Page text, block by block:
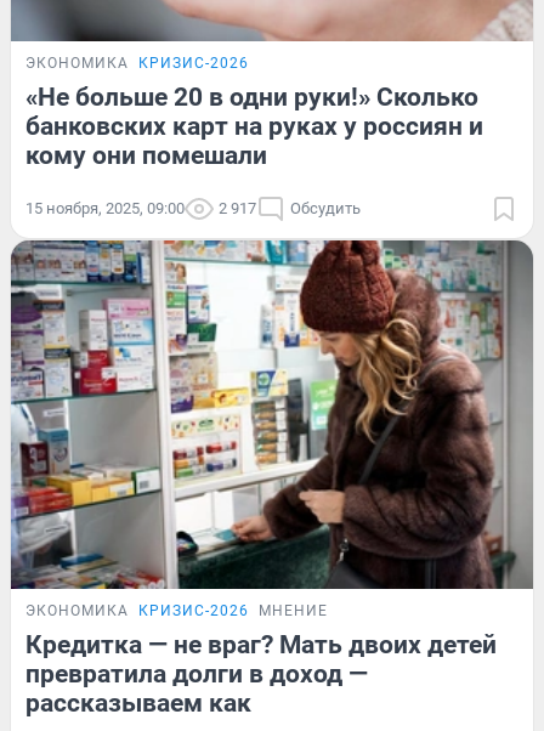
ЭКОНОМИКА КРИЗИС-2026
«Не больше 20 в одни руки!» Сколько
банковских карт на руках у россиян и
кому они помешали
15 ноября, 2025, 09:00 2 917 Обсудить
ЭКОНОМИКА КРИЗИС-2026 МНЕНИЕ
Кредитка — не враг? Мать двоих детей
превратила долги в доход —
рассказываем как